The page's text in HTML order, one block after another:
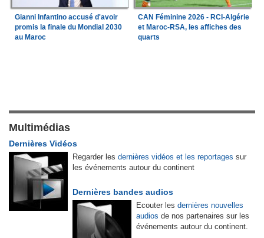
Gianni Infantino accusé d'avoir
promis la finale du Mondial 2030
au Maroc
CAN Féminine 2026 - RCI-Algérie
et Maroc-RSA, les affiches des
quarts
Multimédias
Dernières Vidéos
Regarder les dernières vidéos et les reportages sur
les événements autour du continent
Dernières bandes audios
Ecouter les dernières nouvelles
audios de nos partenaires sur les
événements autour du continent.